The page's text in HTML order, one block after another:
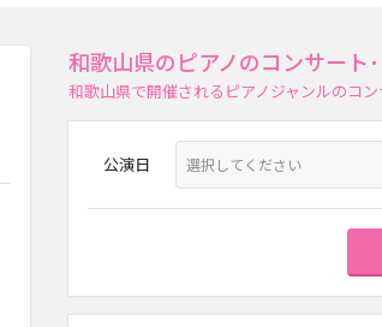
和歌山県のピアノのコンサート
和歌山県で開催されるピアノジャンルのコ
公演日